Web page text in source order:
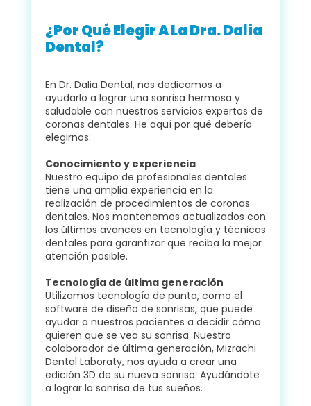
¿Por Qué Elegir A La Dra. Dalia
Dental?
En Dr. Dalia Dental, nos dedicamos a
ayudarlo a lograr una sonrisa hermosa y
saludable con nuestros servicios expertos de
coronas dentales. He aquí por qué debería
elegirnos:
Conocimiento y experiencia
Nuestro equipo de profesionales dentales
tiene una amplia experiencia en la
realización de procedimientos de coronas
dentales. Nos mantenemos actualizados con
los últimos avances en tecnología y técnicas
dentales para garantizar que reciba la mejor
atención posible.
Tecnología de última generación
Utilizamos tecnología de punta, como el
software de diseño de sonrisas, que puede
ayudar a nuestros pacientes a decidir cómo
quieren que se vea su sonrisa. Nuestro
colaborador de última generación, Mizrachi
Dental Laboraty, nos ayuda a crear una
edición 3D de su nueva sonrisa. Ayudándote
a lograr la sonrisa de tus sueños.